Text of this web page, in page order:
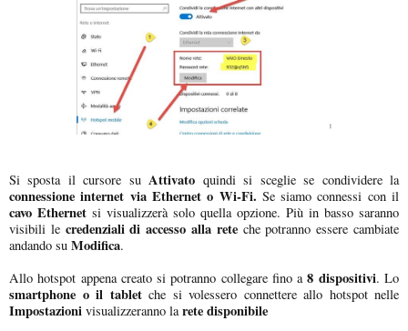
Si sposta il cursore suAttivato quindi si sceglie se condividere la
connessione internet via Ethernet o Wi-Fi. Se siamo connessi con il
cavo Ethernet si visualizzerà solo quella opzione. Più in basso saranno
visibili le credenziali di accesso alla reteche potranno essere cambiate
andando su Modifica.
Allo hotspot appena creato si potranno collegare fino a8 dispositivi. Lo
smartphone o il tabletche si volessero connettere allo hotspot nelle
Impostazioni visualizzeranno larete disponibile